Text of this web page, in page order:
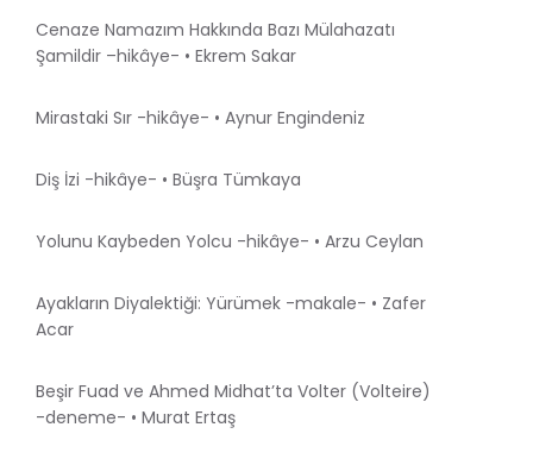
Cenaze Namazım Hakkında Bazı Mülahazatı
Şamildir –hikâye- • Ekrem Sakar
Mirastaki Sır -hikâye- • Aynur Engindeniz
Diş İzi -hikâye- • Büşra Tümkaya
Yolunu Kaybeden Yolcu -hikâye- • Arzu Ceylan
Ayakların Diyalektiği: Yürümek -makale- • Zafer
Acar
Beşir Fuad ve Ahmed Midhat’ta Volter (Volteire)
-deneme- • Murat Ertaş